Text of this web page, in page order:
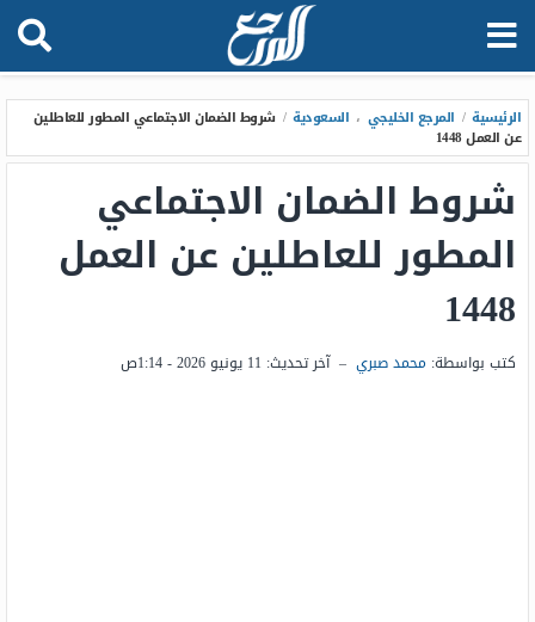
الرئيسية / المرجع الخليجي ، السعودية / شروط الضمان الاجتماعي المطور للعاطلين
عن العمل 1448
شروط الضمان الاجتماعي
المطور للعاطلين عن العمل
1448
كتب بواسطة: محمد صبري – آخر تحديث: 11 يونيو 2026 - 1:14ص